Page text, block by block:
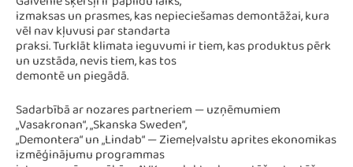
izmaksas un prasmes, kas nepieciešamas demontāžai, kura
vēl nav kļuvusi par standarta
praksi. Turklāt klimata ieguvumi ir tiem, kas produktus pērk
un uzstāda, nevis tiem, kas tos
demontē un piegādā.
Sadarbībā ar nozares partneriem — uzņēmumiem
„Vasakronan“, „Skanska Sweden“,
„Demontera“ un „Lindab“ — Ziemeļvalstu aprites ekonomikas
izmēģinājumu programmas